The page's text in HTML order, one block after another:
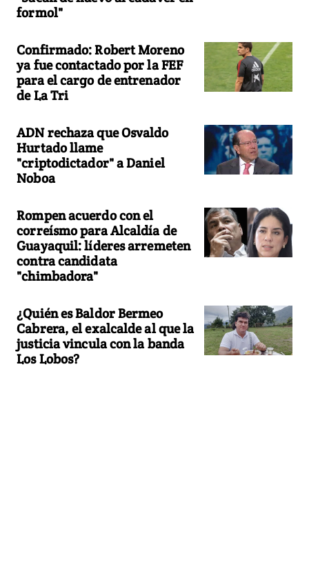
formol"
Confirmado: Robert Moreno
ya fue contactado por la FEF
para el cargo de entrenador
de La Tri
ADN rechaza que Osvaldo
Hurtado llame
"criptodictador" a Daniel
Noboa
Rompen acuerdo con el
correísmo para Alcaldía de
Guayaquil: líderes arremeten
contra candidata
"chimbadora"
¿Quién es Baldor Bermeo
Cabrera, el exalcalde al que la
justicia vincula con la banda
Los Lobos?